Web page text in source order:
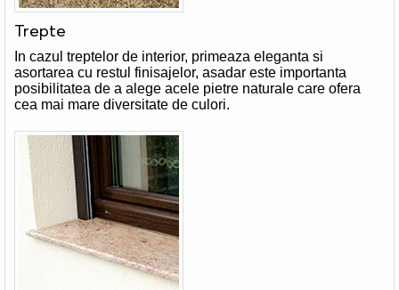
Trepte
In cazul treptelor de interior, primeaza eleganta si
asortarea cu restul finisajelor, asadar este importanta
posibilitatea de a alege acele pietre naturale care ofera
cea mai mare diversitate de culori.